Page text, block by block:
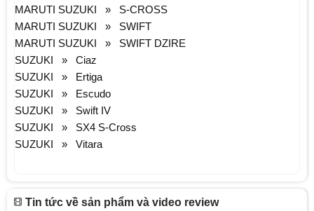
MARUTI SUZUKI » S-CROSS
MARUTI SUZUKI » SWIFT
MARUTI SUZUKI » SWIFT DZIRE
SUZUKI » Ciaz
SUZUKI » Ertiga
SUZUKI » Escudo
SUZUKI » Swift IV
SUZUKI » SX4 S-Cross
SUZUKI » Vitara
Tin tức về sản phẩm và video review